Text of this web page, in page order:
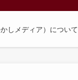
しメディア）について